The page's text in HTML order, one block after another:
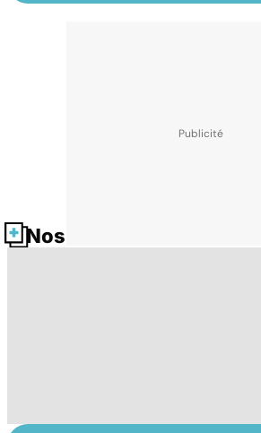
Nos fiches santé